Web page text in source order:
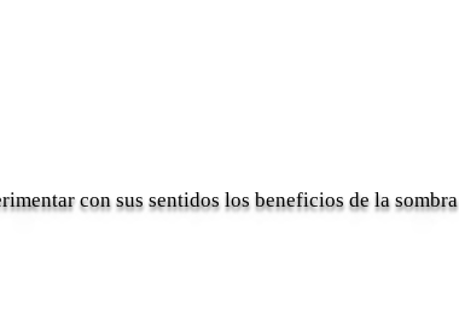
con sus sentidos los beneficios de la sombra